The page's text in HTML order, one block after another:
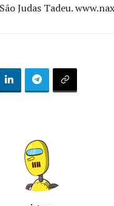
Judas Tadeu.